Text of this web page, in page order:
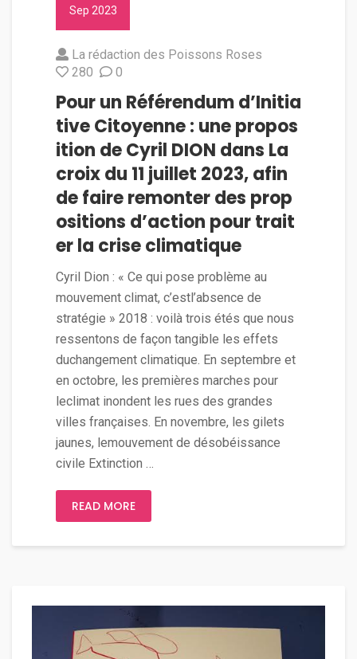
Sep 2023
La rédaction des Poissons Roses
280
0
Pour un Référendum d’Initia
tive Citoyenne : une propos
ition de Cyril DION dans La
croix du 11 juillet 2023, afin
de faire remonter des prop
ositions d’action pour trait
er la crise climatique
Cyril Dion : « Ce qui pose problème au
mouvement climat, c’estl’absence de
stratégie » 2018 : voilà trois étés que nous
ressentons de façon tangible les effets
duchangement climatique. En septembre et
en octobre, les premières marches pour
leclimat inondent les rues des grandes
villes françaises. En novembre, les gilets
jaunes, lemouvement de désobéissance
civile Extinction …
READ MORE